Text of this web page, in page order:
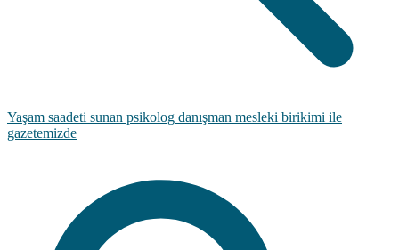
Yaşam saadeti sunan psikolog danışman mesleki birikimi ile
gazetemizde